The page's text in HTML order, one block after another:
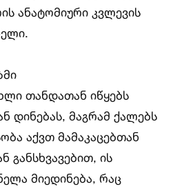
ანატომიური კვლევის
თანდათან იწყებს
დინებას, მაგრამ ქალებს
აქვთ მამაკაცებთან
განსხვავებით, ის
მიედინება, რაც